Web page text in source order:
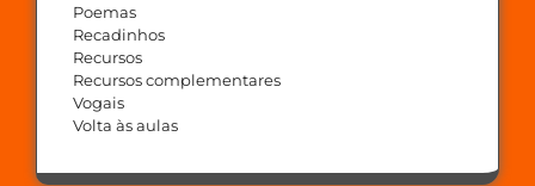
Poemas
Recadinhos
Recursos
Recursos complementares
Vogais
Volta às aulas